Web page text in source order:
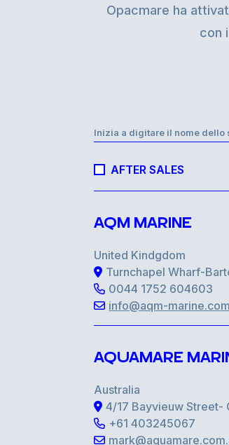
Opacmare ha
con
Inizia a digitare il nome dello
AFTER SALES
AQM MARINE
United Kindgdom
Turnchapel Wharf-
0044 1752 604603
info@aqm-marine.com
AQUAMARE
Australia
4/17 Bayvieuw Street-
+61 403245067